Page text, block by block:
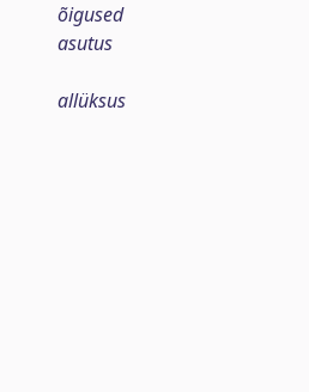
õigused
asutus
allüksus